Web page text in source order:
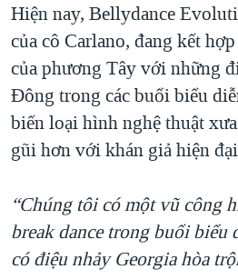
Hiện nay, Bellydance
của cô Carlano, đang kết
của phương Tây với những
Đông trong các buổi biểu
biến loại hình nghệ thuật
gũi hơn với khán giả hiện
“Chúng tôi có một vũ công
break dance trong buổi biểu
có điệu nhảy Georgia hòa